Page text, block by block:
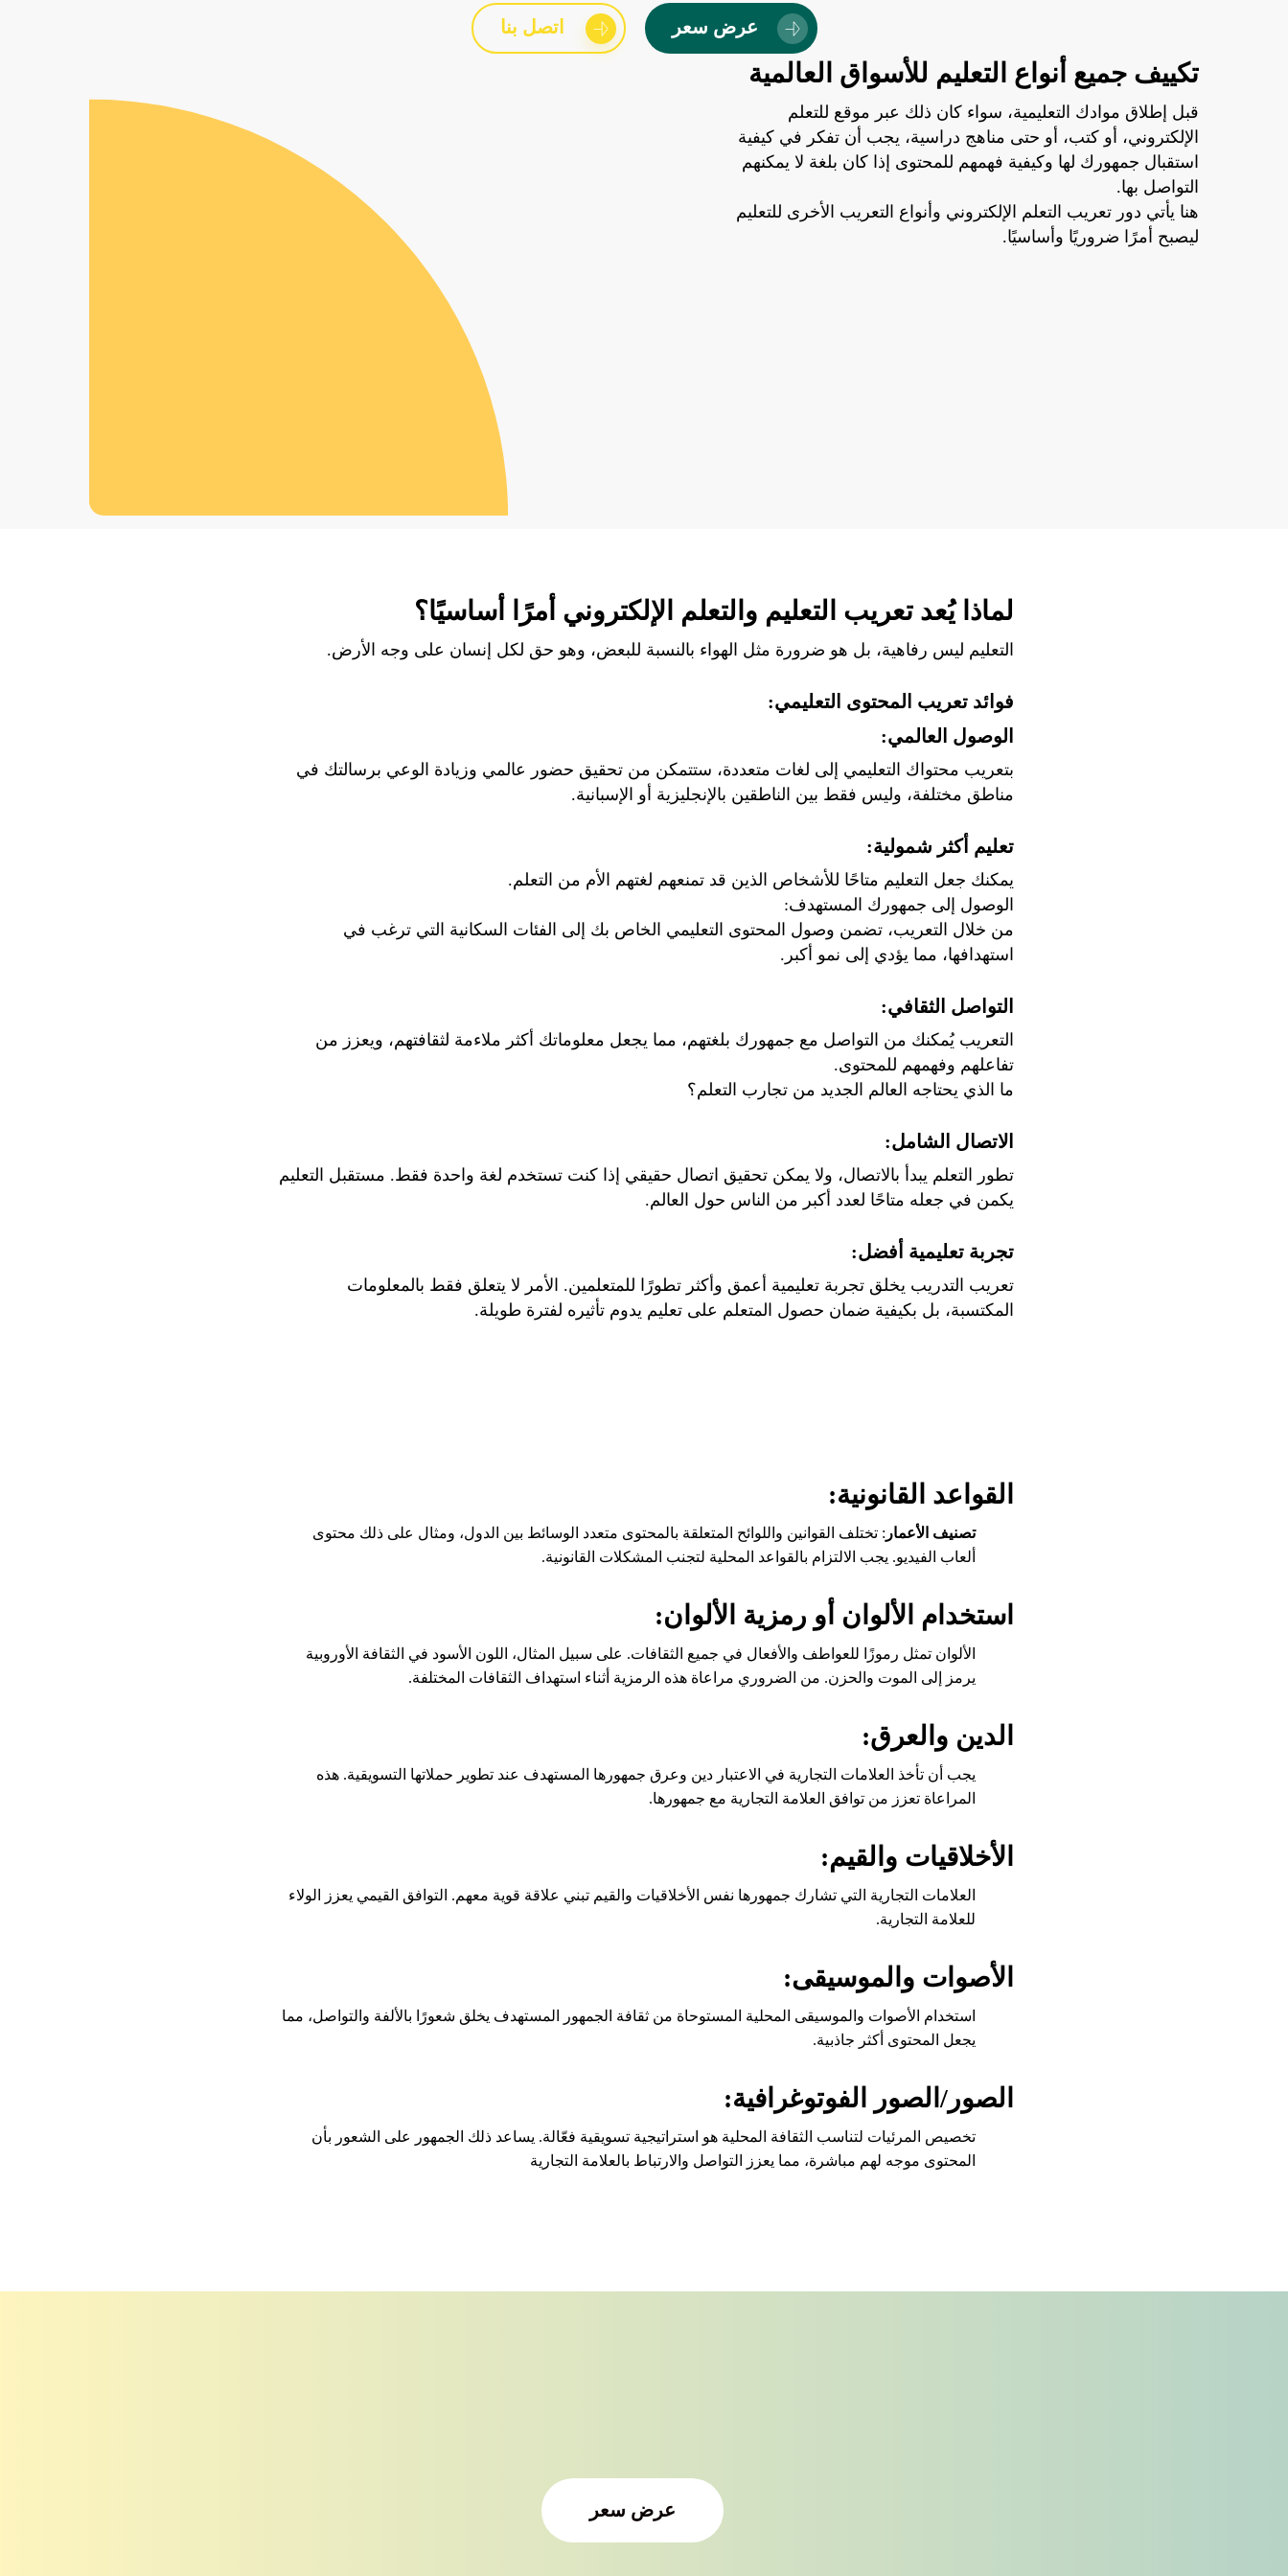
اتصل بنا عرض سعر
تكييف جميع أنواع التعليم للأسواق العالمية
قبل إطلاق موادك التعليمية، سواء كان ذلك عبر موقع للتعلم
الإلكتروني، أو كتب، أو حتى مناهج دراسية، يجب أن تفكر في كيفية
استقبال جمهورك لها وكيفية فهمهم للمحتوى إذا كان بلغة لا يمكنهم
التواصل بها.
هنا يأتي دور تعريب التعلم الإلكتروني وأنواع التعريب الأخرى للتعليم
ليصبح أمرًا ضروريًا وأساسيًا.
لماذا يُعد تعريب التعليم والتعلم الإلكتروني أمرًا أساسيًا؟
التعليم ليس رفاهية، بل هو ضرورة مثل الهواء بالنسبة للبعض، وهو حق لكل إنسان على وجه الأرض.
فوائد تعريب المحتوى التعليمي:
الوصول العالمي:
بتعريب محتواك التعليمي إلى لغات متعددة، ستتمكن من تحقيق حضور عالمي وزيادة الوعي برسالتك في
مناطق مختلفة، وليس فقط بين الناطقين بالإنجليزية أو الإسبانية.
تعليم أكثر شمولية:
يمكنك جعل التعليم متاحًا للأشخاص الذين قد تمنعهم لغتهم الأم من التعلم.
الوصول إلى جمهورك المستهدف:
من خلال التعريب، تضمن وصول المحتوى التعليمي الخاص بك إلى الفئات السكانية التي ترغب في
استهدافها، مما يؤدي إلى نمو أكبر.
التواصل الثقافي:
التعريب يُمكنك من التواصل مع جمهورك بلغتهم، مما يجعل معلوماتك أكثر ملاءمة لثقافتهم، ويعزز من
تفاعلهم وفهمهم للمحتوى.
ما الذي يحتاجه العالم الجديد من تجارب التعلم؟
الاتصال الشامل:
تطور التعلم يبدأ بالاتصال، ولا يمكن تحقيق اتصال حقيقي إذا كنت تستخدم لغة واحدة فقط. مستقبل التعليم
يكمن في جعله متاحًا لعدد أكبر من الناس حول العالم.
تجربة تعليمية أفضل:
تعريب التدريب يخلق تجربة تعليمية أعمق وأكثر تطورًا للمتعلمين. الأمر لا يتعلق فقط بالمعلومات
المكتسبة، بل بكيفية ضمان حصول المتعلم على تعليم يدوم تأثيره لفترة طويلة.
القواعد القانونية:
تصنيف الأعمار : تختلف القوانين واللوائح المتعلقة بالمحتوى متعدد الوسائط بين الدول، ومثال على ذلك محتوى
ألعاب الفيديو. يجب الالتزام بالقواعد المحلية لتجنب المشكلات القانونية.
استخدام الألوان أو رمزية الألوان:
الألوان تمثل رموزًا للعواطف والأفعال في جميع الثقافات. على سبيل المثال، اللون الأسود في الثقافة الأوروبية
يرمز إلى الموت والحزن. من الضروري مراعاة هذه الرمزية أثناء استهداف الثقافات المختلفة.
الدين والعرق:
يجب أن تأخذ العلامات التجارية في الاعتبار دين وعرق جمهورها المستهدف عند تطوير حملاتها التسويقية. هذه
المراعاة تعزز من توافق العلامة التجارية مع جمهورها.
الأخلاقيات والقيم:
العلامات التجارية التي تشارك جمهورها نفس الأخلاقيات والقيم تبني علاقة قوية معهم. التوافق القيمي يعزز الولاء
للعلامة التجارية.
الأصوات والموسيقى:
استخدام الأصوات والموسيقى المحلية المستوحاة من ثقافة الجمهور المستهدف يخلق شعورًا بالألفة والتواصل، مما
يجعل المحتوى أكثر جاذبية.
الصور/الصور الفوتوغرافية:
تخصيص المرئيات لتناسب الثقافة المحلية هو استراتيجية تسويقية فعّالة. يساعد ذلك الجمهور على الشعور بأن
المحتوى موجه لهم مباشرة، مما يعزز التواصل والارتباط بالعلامة التجارية
عرض سعر